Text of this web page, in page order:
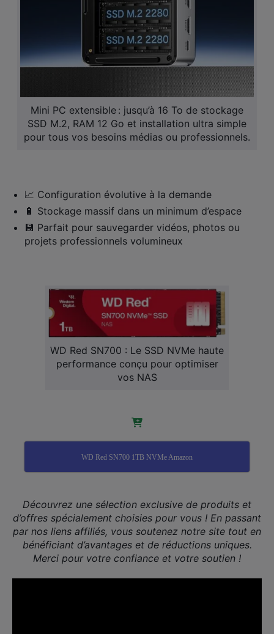
Mini PC extensible : jusqu’à 16 To de stockage
SSD M.2, RAM 12 Go et installation ultra simple
pour tous vos besoins médias ou professionnels.
📈 Configuration évolutive à la demande
🔋 Stockage massif dans un minimum d’espace
💾 Parfait pour sauvegarder vidéos, photos ou
projets professionnels volumineux
WD Red SN700 : Le SSD NVMe haute
performance conçu pour optimiser
vos NAS
WD Red SN700 1TB NVMe Amazon
Découvrez une sélection exclusive de produits et
d’offres spécialement choisies pour vous ! En passant
par nos liens affiliés, vous soutenez notre site tout en
bénéficiant d’avantages et de réductions uniques.
Merci pour votre confiance et votre soutien !